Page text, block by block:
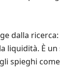
dalla
È un
spieghi